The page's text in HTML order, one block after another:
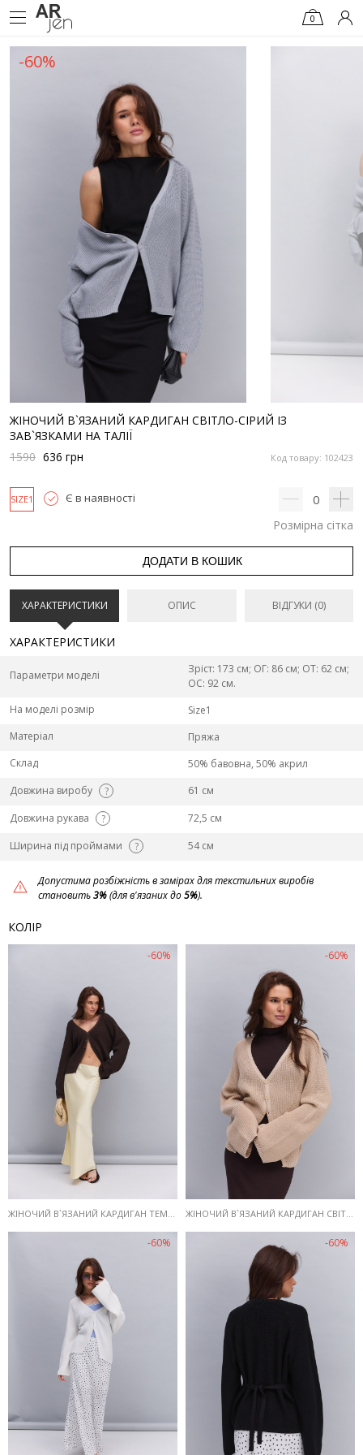
0
-60%
ЖІНОЧИЙ В`ЯЗАНИЙ КАРДИГАН СВІТЛО-СІРИЙ ІЗ
ЗАВ`ЯЗКАМИ НА ТАЛІЇ
Код товару: 102423
1590 636 грн
SIZE1 Є в наявності 0
Розмірна сітка
ДОДАТИ В КОШИК
ХАРАКТЕРИСТИКИ ОПИС ВІДГУКИ (0)
ХАРАКТЕРИСТИКИ
Параметри моделі
Зріст: 173 см; ОГ: 86 см; ОТ: 62 см;
ОС: 92 см.
На моделі розмір
Size1
Матеріал
Пряжа
Склад
50% бавовна, 50% акрил
Довжина виробу
?
61 см
Довжина рукава
?
72,5 см
Ширина під проймами
? 54 см
Допустима розбіжність в замірах для текстильних виробів
становить3%(для в'язаних до5%).
КОЛІР
-60%
ЖІНОЧИЙ В`ЯЗАНИЙ КАРДИГАН ТЕМНО-КОРИЧНЕВИЙ ІЗ ЗАВ`ЯЗКАМИ НА ТАЛІЇ
-60%
ЖІНОЧИЙ В`ЯЗАНИЙ КАРДИГАН СВІТЛО-БЕЖЕВИЙ ІЗ ЗАВ`ЯЗКАМИ НА ТАЛІЇ
-60% -60%